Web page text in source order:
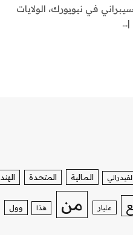
في نيويورك، الولايات
الفيدرالي المالية المتحدة الهند
مليار من هذا وول